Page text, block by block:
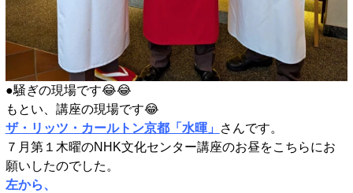
●騒ぎの現場です😂😂
もとい、講座の現場です😂
ザ・リッツ・カールトン京都「水暉」
さんです。
７月第１木曜のNHK文化センター講座のお昼をこちらにお
願いしたのでした。
左から、